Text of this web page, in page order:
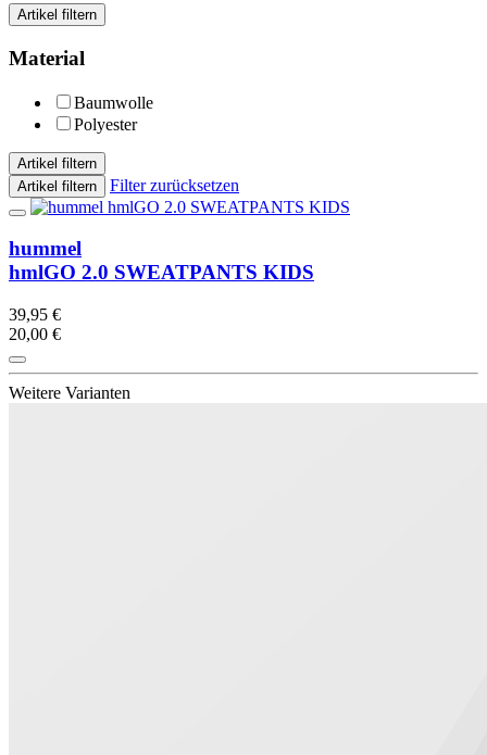
Artikel filtern
Material
Baumwolle
Polyester
Artikel filtern
Artikel filtern
Filter zurücksetzen
hummel
hmlGO 2.0 SWEATPANTS KIDS
39,95 €
20,00 €
Weitere Varianten